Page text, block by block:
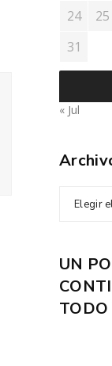
24
25
31
« Jul
Elegir
UN